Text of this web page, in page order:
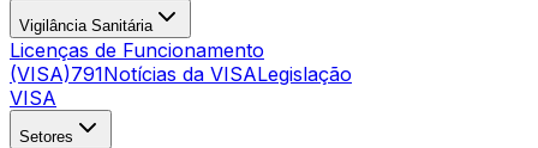
Vigilância Sanitária
Licenças de Funcionamento
(VISA)791Notícias da VISALegislação
VISA
Setores